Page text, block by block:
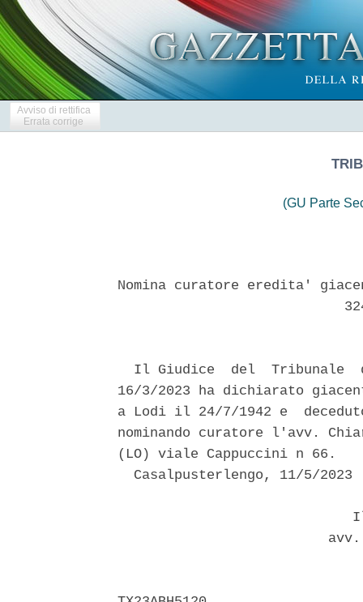
Avviso di rettifica
Errata corrige
(GU Parte
Nomina curatore eredita'
Il Giudice  del  Tribunale
16/3/2023 ha dichiarato
a Lodi il 24/7/1942 e
nominando curatore l'avv.
(LO) viale Cappuccini n 66.
  Casalpusterlengo, 11/5/2023